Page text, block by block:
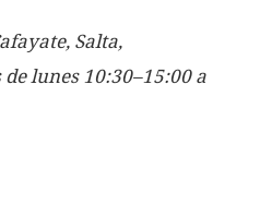
Salta,
lunes 10:30–15:00 a